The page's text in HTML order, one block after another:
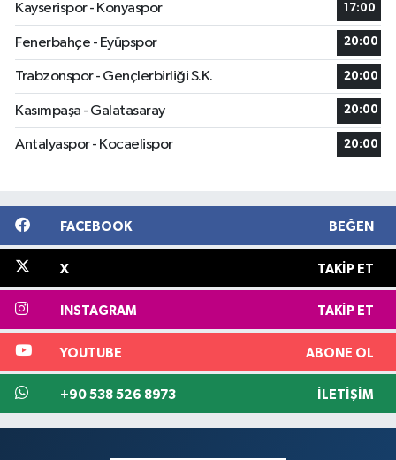
Kayserispor - Konyaspor
17:00
Fenerbahçe - Eyüpspor 20:00
Trabzonspor - Gençlerbirliği S.K. 20:00
Kasımpaşa - Galatasaray 20:00
Antalyaspor - Kocaelispor 20:00
FACEBOOK BEĞEN
X TAKIP ET
INSTAGRAM TAKIP ET
YOUTUBE ABONE OL
+90 538 526 8973 İLETIŞIM